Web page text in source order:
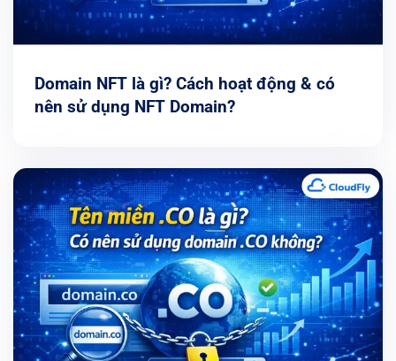
Domain NFT là gì? Cách hoạt động & có
nên sử dụng NFT Domain?